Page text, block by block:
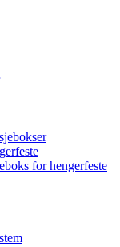
for hengerfeste